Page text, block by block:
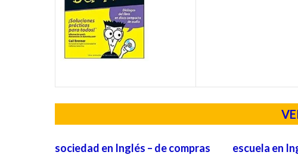
sociedad en Inglés – de compras escuela en